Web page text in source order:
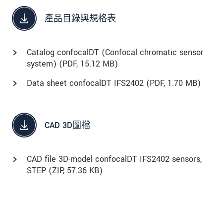
產品目錄與規格表
Catalog confocalDT (Confocal chromatic sensor
system) (PDF, 15.12 MB)
Data sheet confocalDT IFS2402 (PDF, 1.70 MB)
CAD 3D圖檔
CAD file 3D-model confocalDT IFS2402 sensors,
STEP (ZIP, 57.36 KB)